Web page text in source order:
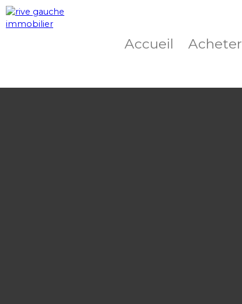
Accueil Acheter